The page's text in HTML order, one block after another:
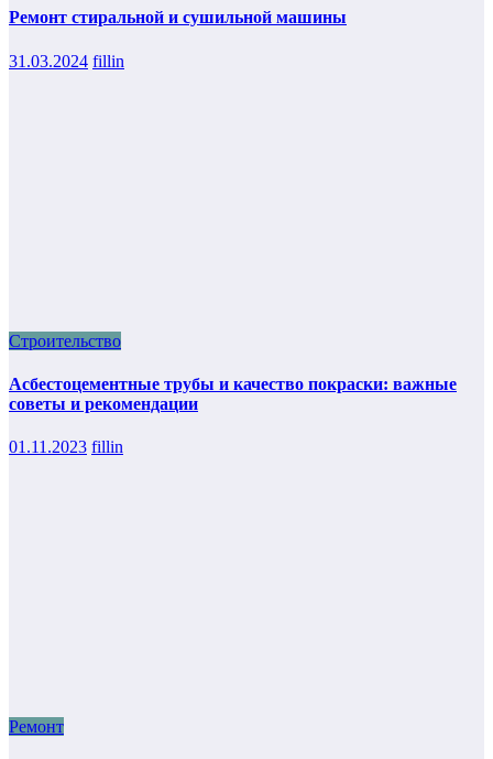
Ремонт стиральной и сушильной машины
31.03.2024 fillin
Строительство
Асбестоцементные трубы и качество покраски: важные
советы и рекомендации
01.11.2023 fillin
Ремонт